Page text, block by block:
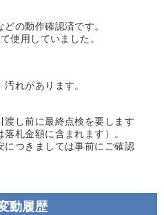
の動作確認済です。
使用していました。
れがあります。
渡し前に最終点検を要します
落札金額に含まれます）。
につきましては事前にご確認
動履歴